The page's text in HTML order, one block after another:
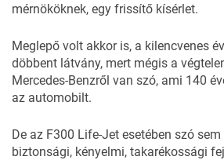
mérnököknek, egy frissítő kísérlet.
Meglepő volt akkor is, a kilencvenes
döbbent látvány, mert mégis a
Mercedes-Benzről van szó, ami 140
az automobilt.
De az F300 Life-Jet esetében szó
biztonsági, kényelmi, takarékossági